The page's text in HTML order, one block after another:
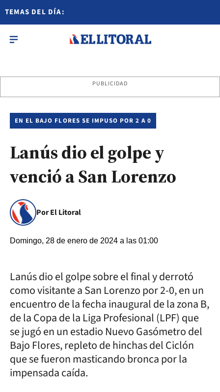
TEMAS DEL DÍA:
PUBLICIDAD
EN EL BAJO FLORES SE IMPUSO POR 2 A 0
Lanús dio el golpe y
venció a San Lorenzo
Por El Litoral
Domingo, 28 de enero de 2024 a las 01:00
Lanús dio el golpe sobre el final y derrotó
como visitante a San Lorenzo por 2-0, en un
encuentro de la fecha inaugural de la zona B,
de la Copa de la Liga Profesional (LPF) que
se jugó en un estadio Nuevo Gasómetro del
Bajo Flores, repleto de hinchas del Ciclón
que se fueron masticando bronca por la
impensada caída.